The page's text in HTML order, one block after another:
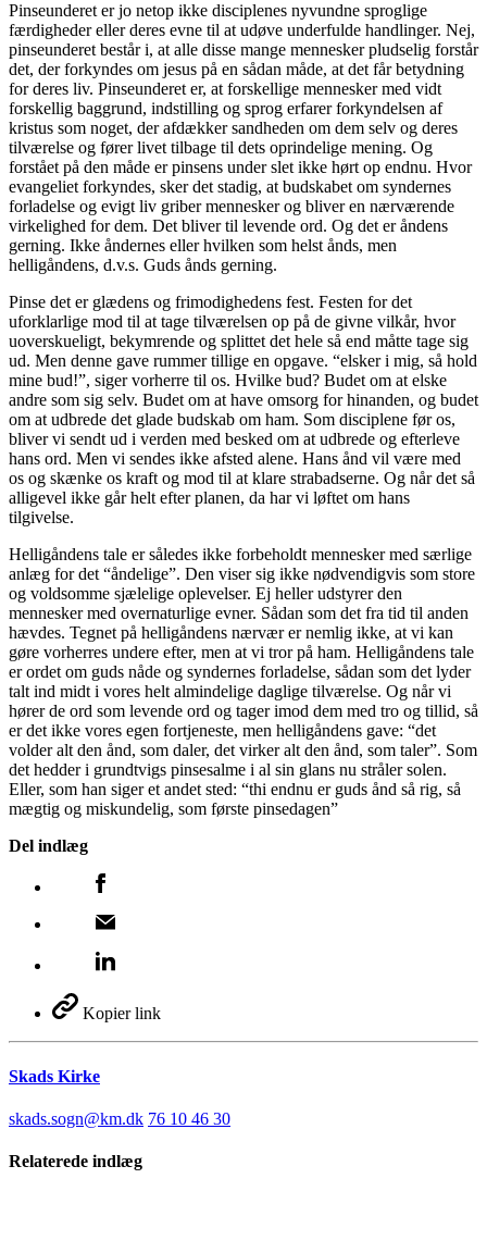
Pinseunderet er jo netop ikke disciplenes nyvundne sproglige
færdigheder eller deres evne til at udøve underfulde handlinger. Nej,
pinseunderet består i, at alle disse mange mennesker pludselig forstår
det, der forkyndes om jesus på en sådan måde, at det får betydning
for deres liv. Pinseunderet er, at forskellige mennesker med vidt
forskellig baggrund, indstilling og sprog erfarer forkyndelsen af
kristus som noget, der afdækker sandheden om dem selv og deres
tilværelse og fører livet tilbage til dets oprindelige mening. Og
forstået på den måde er pinsens under slet ikke hørt op endnu. Hvor
evangeliet forkyndes, sker det stadig, at budskabet om syndernes
forladelse og evigt liv griber mennesker og bliver en nærværende
virkelighed for dem. Det bliver til levende ord. Og det er åndens
gerning. Ikke åndernes eller hvilken som helst ånds, men
helligåndens, d.v.s. Guds ånds gerning.
Pinse det er glædens og frimodighedens fest. Festen for det
uforklarlige mod til at tage tilværelsen op på de givne vilkår, hvor
uoverskueligt, bekymrende og splittet det hele så end måtte tage sig
ud. Men denne gave rummer tillige en opgave. “elsker i mig, så hold
mine bud!”, siger vorherre til os. Hvilke bud? Budet om at elske
andre som sig selv. Budet om at have omsorg for hinanden, og budet
om at udbrede det glade budskab om ham. Som disciplene før os,
bliver vi sendt ud i verden med besked om at udbrede og efterleve
hans ord. Men vi sendes ikke afsted alene. Hans ånd vil være med
os og skænke os kraft og mod til at klare strabadserne. Og når det så
alligevel ikke går helt efter planen, da har vi løftet om hans
tilgivelse.
Helligåndens tale er således ikke forbeholdt mennesker med særlige
anlæg for det “åndelige”. Den viser sig ikke nødvendigvis som store
og voldsomme sjælelige oplevelser. Ej heller udstyrer den
mennesker med overnaturlige evner. Sådan som det fra tid til anden
hævdes. Tegnet på helligåndens nærvær er nemlig ikke, at vi kan
gøre vorherres undere efter, men at vi tror på ham. Helligåndens tale
er ordet om guds nåde og syndernes forladelse, sådan som det lyder
talt ind midt i vores helt almindelige daglige tilværelse. Og når vi
hører de ord som levende ord og tager imod dem med tro og tillid, så
er det ikke vores egen fortjeneste, men helligåndens gave: “det
volder alt den ånd, som daler, det virker alt den ånd, som taler”. Som
det hedder i grundtvigs pinsesalme i al sin glans nu stråler solen.
Eller, som han siger et andet sted: “thi endnu er guds ånd så rig, så
mægtig og miskundelig, som første pinsedagen”
Del indlæg
Kopier link
Skads Kirke
skads.sogn@km.dk 76 10 46 30
Relaterede indlæg